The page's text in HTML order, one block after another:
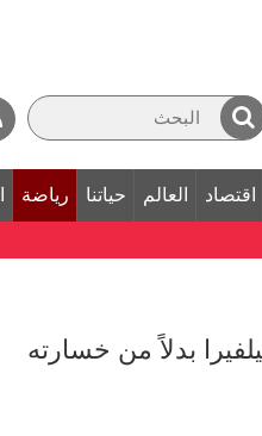
اقتصاد العالم حياتنا رياضة
بدلاً من خسارته